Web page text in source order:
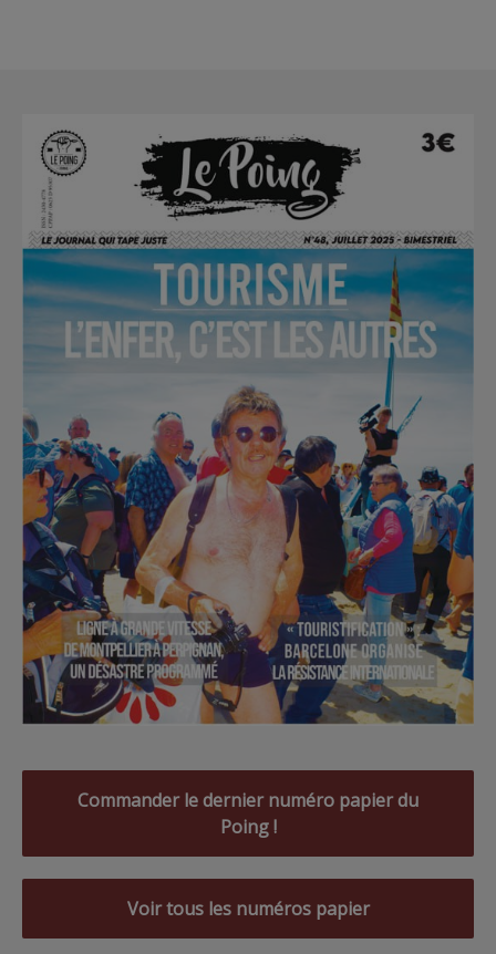
Commander le dernier numéro papier du
Poing !
Voir tous les numéros papier